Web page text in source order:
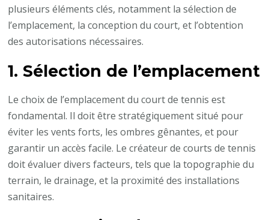
plusieurs éléments clés, notamment la sélection de
l’emplacement, la conception du court, et l’obtention
des autorisations nécessaires.
1. Sélection de l’emplacement
Le choix de l’emplacement du court de tennis est
fondamental. Il doit être stratégiquement situé pour
éviter les vents forts, les ombres gênantes, et pour
garantir un accès facile. Le créateur de courts de tennis
doit évaluer divers facteurs, tels que la topographie du
terrain, le drainage, et la proximité des installations
sanitaires.